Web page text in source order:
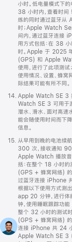
小时。低电量模式下
38 小时内，查看时间
练的同时通过蓝牙从
时；Apple Watch
间内，通过蓝牙连
用方式包括：在 38
时。Apple 于 2025
(GPS) 和 Apple
使用，进行了此项测
使用情况、设置、蜂
际结果可能有所不同。
脚
14. Apple Watch SE 3
Watch SE 3 可用于
潜水、滑水、面对高
能会随使用时间而下降
信息。
脚
15.
从早用到晚的电池续
300 次，接收通知 90
Apple Watch 播放
括：在整个 18 小时
(GPS + 蜂窝网络) 的
过蓝牙连接 iPhone
根据以下使用方式测
app 20 分钟，进行
钟，使用睡眠跟踪功
整个 32 小时的测试
(GPS + 蜂窝网络) 的
连接 iPhone 共 24
Apple Watch SE 3